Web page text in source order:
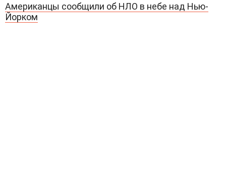
Американцы сообщили об НЛО в небе над Нью-
Йорком